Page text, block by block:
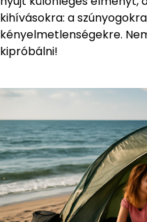
kihívásokra: a
kényelmetlenségekre.
kipróbálni!